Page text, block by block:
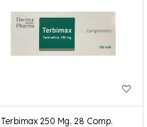
Terbimax 250 Mg. 28 Comp.